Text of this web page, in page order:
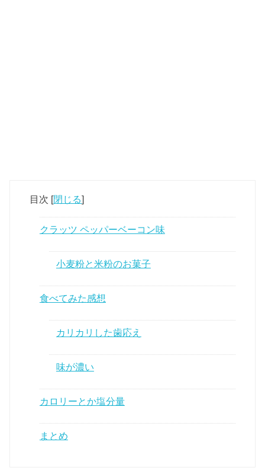
目次 [閉じる]
クラッツ ペッパーベーコン味
小麦粉と米粉のお菓子
食べてみた感想
カリカリした歯応え
味が濃い
カロリーとか塩分量
まとめ